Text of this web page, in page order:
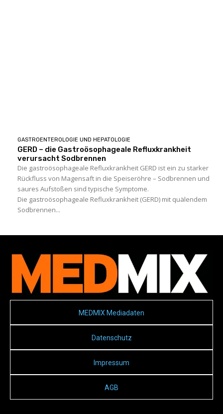
GASTROENTEROLOGIE UND HEPATOLOGIE
GERD – die Gastroösophageale Refluxkrankheit
verursacht Sodbrennen
Die gastroösophageale Refluxkrankheit GERD ist ein zu starker
Rückfluss von Magensaft in die Speiseröhre – Sodbrennen und
saures Aufstoßen sind typische Symptome.
Die gastroösophageale Refluxkrankheit (GERD) mit quälendem
Sodbrennen...
MEDMIX Mediadaten
Datenschutz
Impressum
AGB